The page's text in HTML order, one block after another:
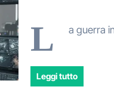
L
a guerra
Leggi tutto